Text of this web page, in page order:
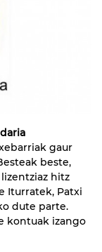
gaur
beste,
hitz
Iturratek, Patxi
dute parte.
kontuak izango